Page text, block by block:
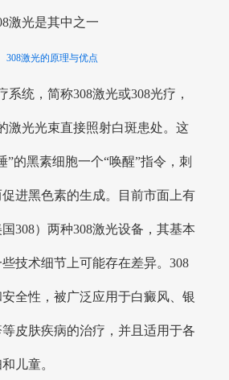
激光是其中之一
308激光的原理与优点
系统，简称308激光或308光疗，
激光光束直接照射白斑患处。这
”的黑素细胞一个“唤醒”指令，刺
进黑色素的生成。目前市面上有
308）两种308激光设备，其基本
技术细节上可能存在差异。308
全性，被广泛应用于白癜风、银
皮肤疾病的治疗，并且适用于各
儿童。